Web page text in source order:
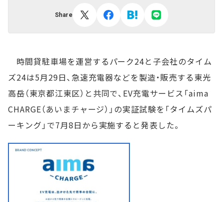
Share
時間貸駐車場を運営するパーク24と子会社のタイム
ズ24は5月29日、急速充電器などを製造・販売する東光
高岳（東京都江東区）と共同で、EV充電サービス「aima
CHARGE（あいまチャージ）」の実証試験を「タイムズパ
ーキング」で7月8日から実施すると発表した。